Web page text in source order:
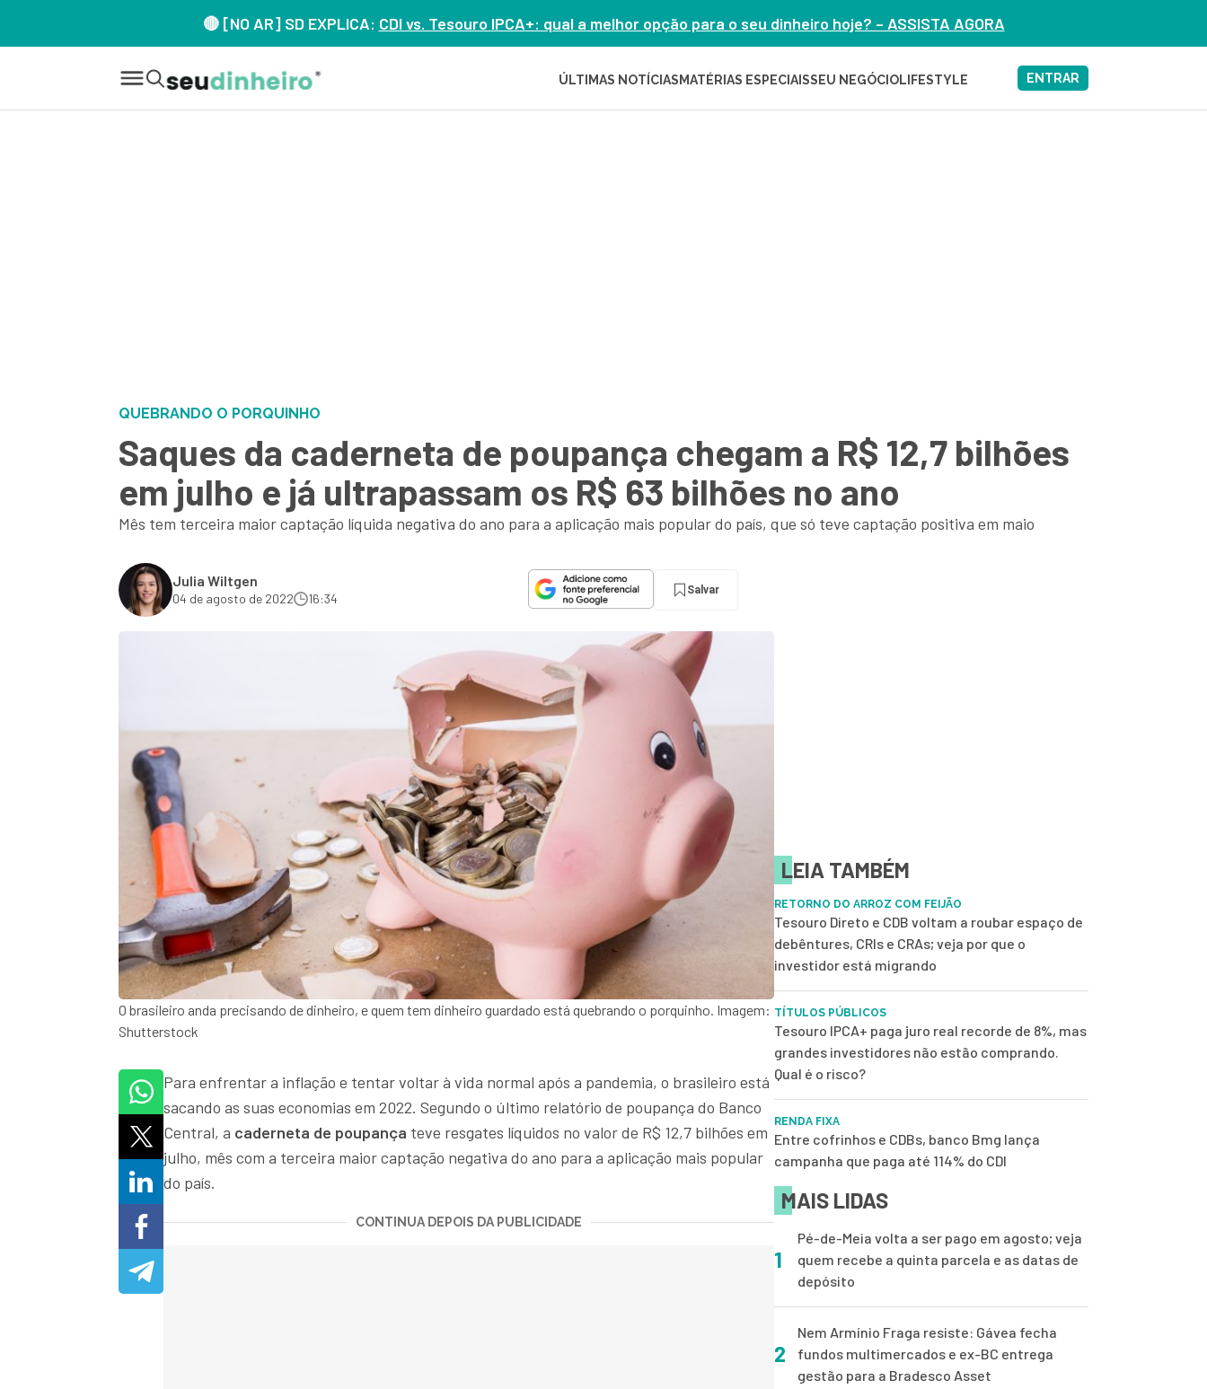
🔴 [NO AR] SD EXPLICA: CDI vs. Tesouro IPCA+: qual a melhor opção para o seu dinheiro hoje? – ASSISTA AGORA
ÚLTIMAS NOTÍCIAS MATÉRIAS ESPECIAISSEU NEGÓCIOLIFESTYLE ENTRAR
QUEBRANDO O PORQUINHO
Saques da caderneta de poupança chegam a R$ 12,7 bilhões
em julho e já ultrapassam os R$ 63 bilhões no ano
Mês tem terceira maior captação líquida negativa do ano para a aplicação mais popular do país, que só teve captação positiva em maio
Julia Wiltgen
04 de agosto de 2022 16:34
Salvar
O brasileiro anda precisando de dinheiro, e quem tem dinheiro guardado está quebrando o porquinho. Imagem:
Shutterstock
Para enfrentar a inflação e tentar voltar à vida normal após a pandemia, o brasileiro está
sacando as suas economias em 2022. Segundo o último relatório de poupança do Banco
Central, a caderneta de poupança teve resgates líquidos no valor de R$ 12,7 bilhões em
julho, mês com a terceira maior captação negativa do ano para a aplicação mais popular
do país.
CONTINUA DEPOIS DA PUBLICIDADE
LEIA TAMBÉM
RETORNO DO ARROZ COM FEIJÃO
Tesouro Direto e CDB voltam a roubar espaço de
debêntures, CRIs e CRAs; veja por que o
investidor está migrando
TÍTULOS PÚBLICOS
Tesouro IPCA+ paga juro real recorde de 8%, mas
grandes investidores não estão comprando.
Qual é o risco?
RENDA FIXA
Entre cofrinhos e CDBs, banco Bmg lança
campanha que paga até 114% do CDI
MAIS LIDAS
1
Pé-de-Meia volta a ser pago em agosto; veja
quem recebe a quinta parcela e as datas de
depósito
2
Nem Armínio Fraga resiste: Gávea fecha
fundos multimercados e ex-BC entrega
gestão para a Bradesco Asset